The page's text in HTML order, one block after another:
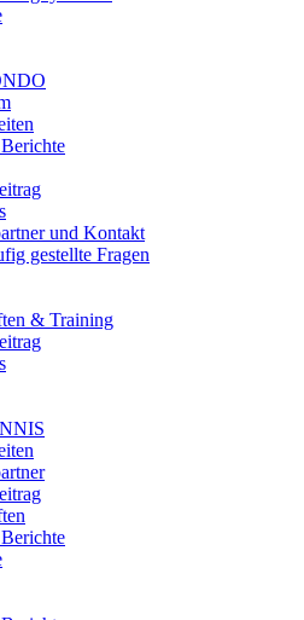
und Kontakt
gestellte Fragen
& Training